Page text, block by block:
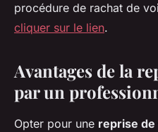
procédure de rachat de
cliquer sur le lien.
Avantages de la
par un
Opter pour une reprise